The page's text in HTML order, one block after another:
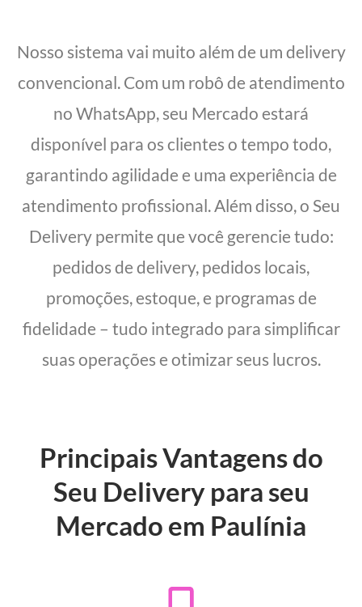
Nosso sistema vai muito além de um delivery
convencional. Com um robô de atendimento
no WhatsApp, seu Mercado estará
disponível para os clientes o tempo todo,
garantindo agilidade e uma experiência de
atendimento profissional. Além disso, o Seu
Delivery permite que você gerencie tudo:
pedidos de delivery, pedidos locais,
promoções, estoque, e programas de
fidelidade – tudo integrado para simplificar
suas operações e otimizar seus lucros.
Principais Vantagens do
Seu Delivery para seu
Mercado em Paulínia